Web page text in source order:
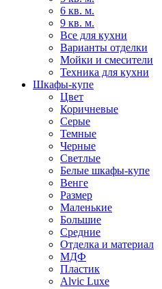
6 кв. м.
9 кв. м.
Все для кухни
Варианты отделки
Мойки и смесители
Техника для кухни
Шкафы-купе
Цвет
Коричневые
Серые
Темные
Черные
Светлые
Белые шкафы-купе
Венге
Размер
Маленькие
Большие
Средние
Отделка и материал
МДФ
Пластик
Alvic Luxe